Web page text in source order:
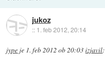
jukoz
:: 1. feb 2012, 20:14
jype je 1. feb 2012 ob 20:03izjavil: